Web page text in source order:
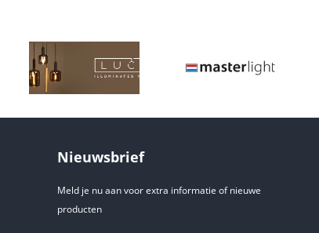
Nieuwsbrief
Meld je nu aan voor extra informatie of nieuwe
producten